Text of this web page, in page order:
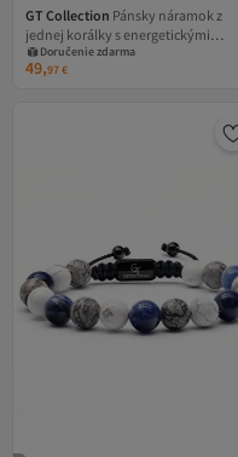
GT Collection Pánsky náramok z
jednej korálky s energetickými
kameňmi LAPIS LAZULI, univerzálna
veľkosť a nastaviteľná šnúrka
Doručenie zdarma
49,97€